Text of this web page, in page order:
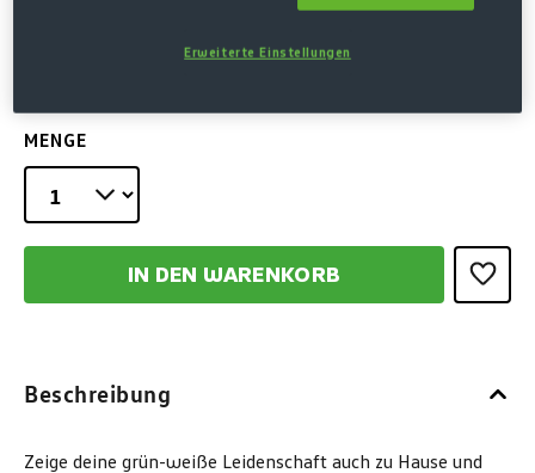
MENGE
IN DEN WARENKORB
Beschreibung
Zeige deine grün-weiße Leidenschaft auch zu Hause und
Erweiterte Einstellungen